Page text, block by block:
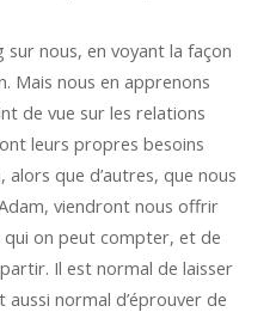
nous, en voyant la façon
Mais nous en apprenons
de vue sur les relations
leurs propres besoins
que d’autres, que nous
viendront nous offrir
on peut compter, et de
Il est normal de laisser
aussi normal d’éprouver de